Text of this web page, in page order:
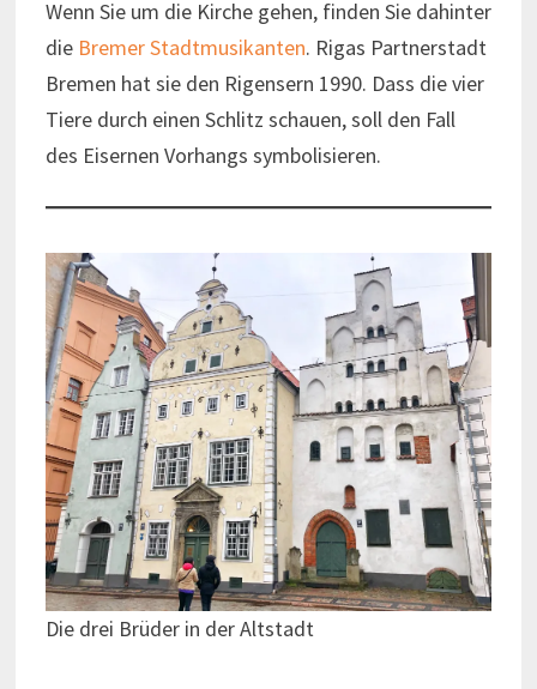
Wenn Sie um die Kirche gehen, finden Sie dahinter
die Bremer Stadtmusikanten. Rigas Partnerstadt
Bremen hat sie den Rigensern 1990. Dass die vier
Tiere durch einen Schlitz schauen, soll den Fall
des Eisernen Vorhangs symbolisieren.
Die drei Brüder in der Altstadt